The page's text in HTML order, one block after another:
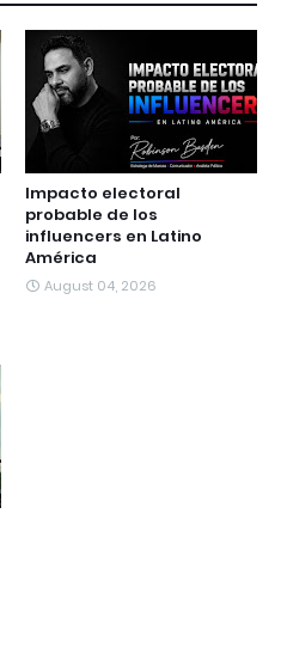
Impacto electoral
probable de los
influencers en Latino
América
August 04, 2026